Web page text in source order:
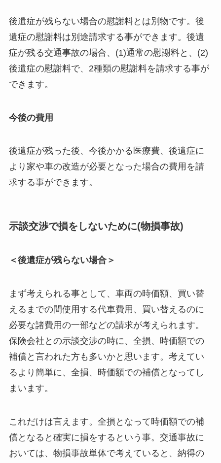
後遺症が残らない場合の慰謝料とは別物です。後
遺症の慰謝料は別途請求する事ができます。後遺
症が残る交通事故の場合、(1)通常の慰謝料と、(2)
後遺症の慰謝料で、2種類の慰謝料を請求する事が
できます。
今後の費用
後遺症が残った後、今後かかる医療費、後遺症に
より家や車の改造が必要となった場合の費用を請
求する事ができます。
示談交渉で損をしないために(物損事故)
＜後遺症が残らない場合＞
まず考えられる事として、車両の時価額、買い替
えるまでの間使用する代車費用、買い替えるのに
必要な諸費用の一部などの請求が考えられます。
保険会社との示談交渉の時に、全損、時価額での
補償と言われた方も多いかと思います。考えてい
るより簡単に、全損、時価額での補償となってし
まいます。
これだけは言えます。全損となって時価額での補
償となると確実に損をするという事。交通事故に
おいては、物損事故単体で考えていると、納得の